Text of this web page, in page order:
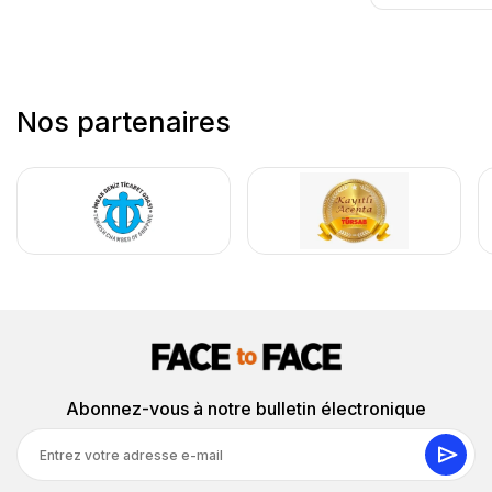
6 juin 2026
Darren S.
encore d’avoir siroté un thé chaud avec mes parents
dans le centre de Bodrum après avoir grimpé autour de
ralenti les transferts, mais le van Mercedes privé est
resté agréablement frais.
Nos partenaires
Abonnez-vous à notre bulletin électronique